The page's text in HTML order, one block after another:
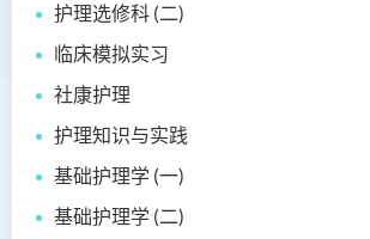
护理选修科 (二)
临床模拟实习
社康护理
护理知识与实践
基础护理学 (一)
基础护理学 (二)